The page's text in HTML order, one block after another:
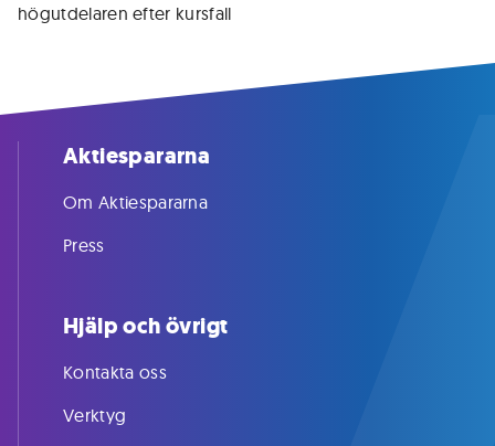
högutdelaren efter kursfall
Aktiespararna
Om Aktiespararna
Press
Hjälp och övrigt
Kontakta oss
Verktyg